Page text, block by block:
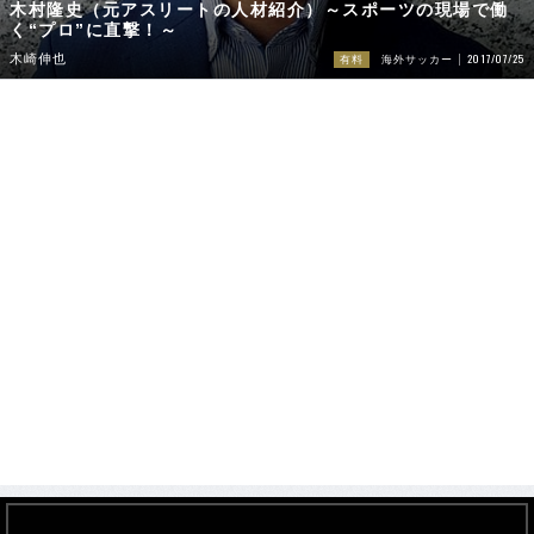
木村隆史（元アスリートの人材紹介）～スポーツの現場で働
く“プロ”に直撃！～
木崎伸也 有料 海外サッカー 2017/07/25